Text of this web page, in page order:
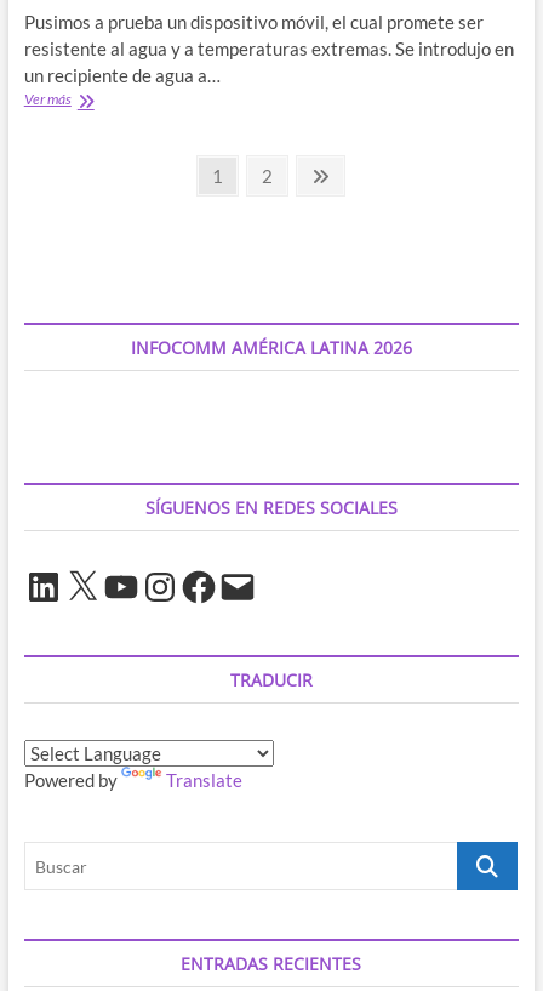
Pusimos a prueba un dispositivo móvil, el cual promete ser
resistente al agua y a temperaturas extremas. Se introdujo en
un recipiente de agua a…
Ver más¿Qué
Página
1 Página
2
INFOCOMM AMÉRICA LATINA 2026
SÍGUENOS EN REDES SOCIALES
LinkedIn
X YouTubeInstagram
Facebook
Correo
electrónico
TRADUCIR
Powered by Translate
Buscar
ENTRADAS RECIENTES